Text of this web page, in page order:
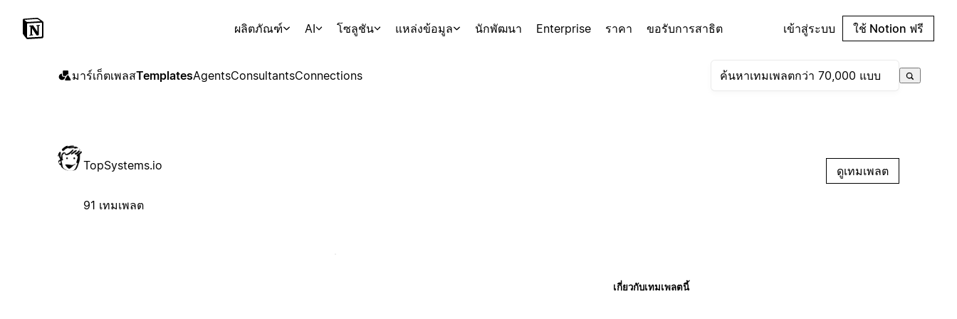
ผลิตภัณฑ์ AI โซลูชัน แหล่งข้อมูล นักพัฒนา Enterprise ราคา ขอรับการสาธิต เข้าสู่ระบบ ใช้ Notion ฟรี
มาร์เก็ตเพลสTemplatesAgentsConsultantsConnections
TopSystems.io
91 เทมเพลต
ดูเทมเพลต
เกี่ยวกับเทมเพลตนี้